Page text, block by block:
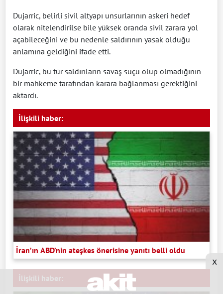
Dujarric, belirli sivil altyapı unsurlarının askeri hedef
olarak nitelendirilse bile yüksek oranda sivil zarara yol
açabileceğini ve bu nedenle saldırının yasak olduğu
anlamına geldiğini ifade etti.
Dujarric, bu tür saldırıların savaş suçu olup olmadığının
bir mahkeme tarafından karara bağlanması gerektiğini
aktardı.
İlişkili haber:
İran’ın ABD’nin ateşkes önerisine yanıtı belli oldu
İlişkili haber:
x